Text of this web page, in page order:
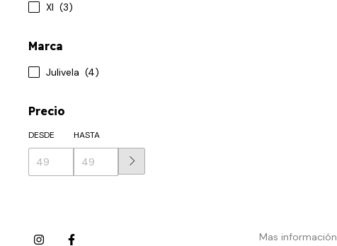
Xl (3)
Marca
Julivela (4)
Precio
DESDE HASTA
Mas información